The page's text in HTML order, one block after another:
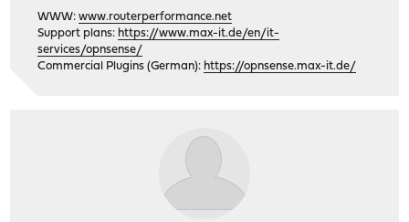
WWW:www.routerperformance.net
Support plans: https://www.max-it.de/en/it-
services/opnsense/
Commercial Plugins (German): https://opnsense.max-it.de/